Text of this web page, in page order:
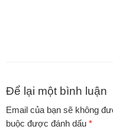
Để lại một bình luận
Email của bạn sẽ không
buộc được đánh dấu *